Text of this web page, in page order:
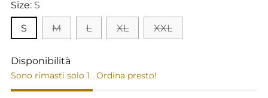
Size: S
S
M L XL XXL
Disponibilità
Sono rimasti solo 1 . Ordina presto!